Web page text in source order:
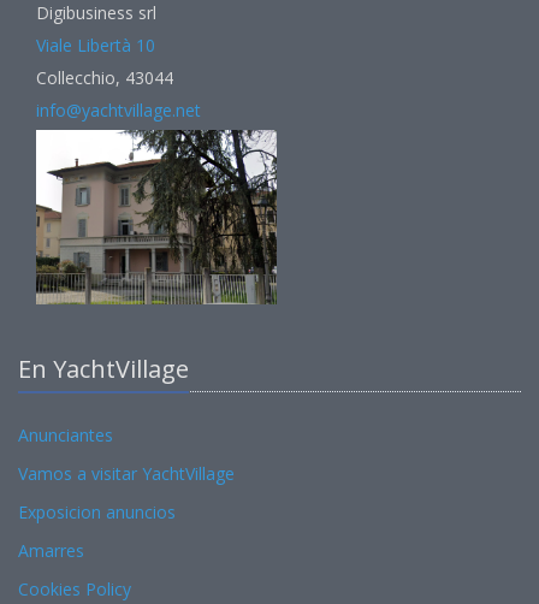
Digibusiness srl
Viale Libertà 10
Collecchio, 43044
info@yachtvillage.net
En YachtVillage
Anunciantes
Vamos a visitar YachtVillage
Exposicion anuncios
Amarres
Cookies Policy